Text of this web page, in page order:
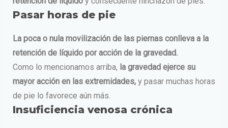
Pasar horas de pie
La poca o nula movilización de las piernas conlleva a la
retención de líquido por acción de la gravedad.
Como lo mencionamos arriba, la gravedad ejerce su
mayor acción en las extremidades,y pasar muchas horas
de pie lo favorece aún más.
Insuficiencia venosa crónica